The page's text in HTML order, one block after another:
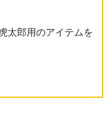
太郎用のアイテムを